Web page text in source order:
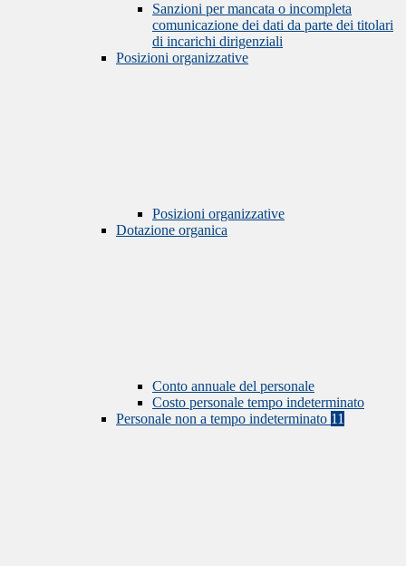
Sanzioni per mancata o incompleta
comunicazione dei dati da parte dei titolari
di incarichi dirigenziali
Posizioni organizzative
Posizioni organizzative
Dotazione organica
Conto annuale del personale
Costo personale tempo indeterminato
Personale non a tempo indeterminato 11